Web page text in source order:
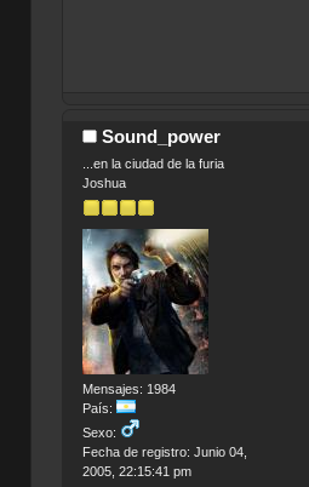
Sound_power
...en la ciudad de la furia
Joshua
Mensajes: 1984
País:
Sexo:
Fecha de registro: Junio 04,
2005, 22:15:41 pm